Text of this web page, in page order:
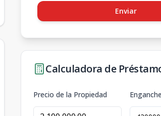
Enviar
Calculadora de
Precio de la Propiedad Enganche